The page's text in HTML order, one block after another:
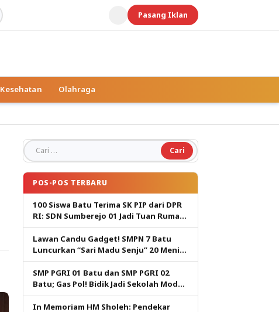
Pasang Iklan
Kesehatan Olahraga
Cari untuk:
POS-POS TERBARU
100 Siswa Batu Terima SK PIP dari DPR
RI: SDN Sumberejo 01 Jadi Tuan Rumah,
Harapan Baru Pendidikan Gratis
Lawan Candu Gadget! SMPN 7 Batu
Luncurkan “Sari Madu Senju” 20 Menit
Cetak Generasi Pembaca
SMP PGRI 01 Batu dan SMP PGRI 02
Batu; Gas Pol! Bidik Jadi Sekolah Model
PM dan KKA Pertama di Kota Batu
In Memoriam HM Sholeh: Pendekar